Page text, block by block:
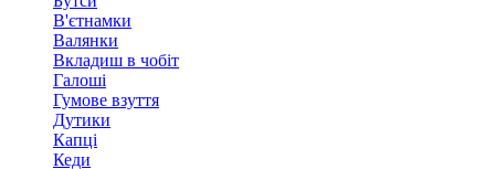
В'єтнамки
Валянки
Вкладиш в чобіт
Галоші
Гумове взуття
Дутики
Капці
Кеди